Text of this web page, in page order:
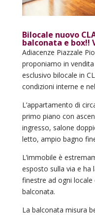
Bilocale nuovo
balconata e box!!
Adiacenze Piazzale
proponiamo in
esclusivo bilocale in
condizioni interne e
L’appartamento di
primo piano con
ingresso, salone
letto, ampio bagno
L’immobile è
esposto sulla via e ha
finestre ad ogni locale
balconata.
La balconata misura